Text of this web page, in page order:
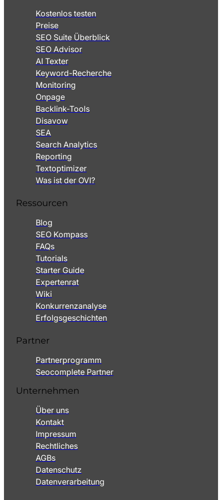
Kostenlos testen
Preise
SEO Suite Überblick
SEO Advisor
AI Texter
Keyword-Recherche
Monitoring
Onpage
Backlink-Tools
Disavow
SEA
Search Analytics
Reporting
Textoptimizer
Was ist der OVI?
Ressourcen
Blog
SEO Kompass
FAQs
Tutorials
Starter Guide
Expertenrat
Wiki
Konkurrenzanalyse
Erfolgsgeschichten
Partner
Partnerprogramm
Seocomplete Partner
Unternehmen
Über uns
Kontakt
Impressum
Rechtliches
AGBs
Datenschutz
Datenverarbeitung